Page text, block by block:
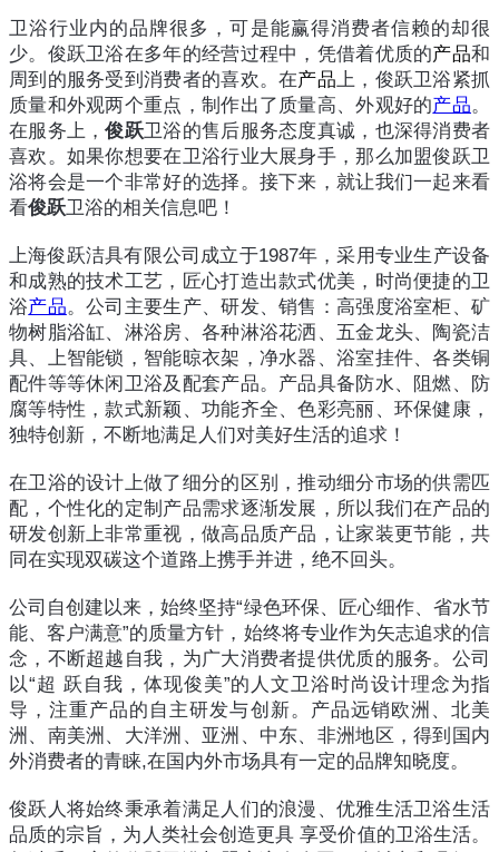
卫浴行业内的品牌很多，可是能赢得消费者信赖的却很
少。俊跃卫浴在多年的经营过程中，凭借着优质的产品和
周到的服务受到消费者的喜欢。在产品上，俊跃卫浴紧抓
质量和外观两个重点，制作出了质量高、外观好的产品。
在服务上，俊跃卫浴的售后服务态度真诚，也深得消费者
喜欢。如果你想要在卫浴行业大展身手，那么加盟俊跃卫
浴将会是一个非常好的选择。接下来，就让我们一起来看
看俊跃卫浴的相关信息吧！
上海俊跃洁具有限公司成立于1987年，采用专业生产设备
和成熟的技术工艺，匠心打造出款式优美，时尚便捷的卫
浴产品。公司主要生产、研发、销售：高强度浴室柜、矿
物树脂浴缸、淋浴房、各种淋浴花洒、五金龙头、陶瓷洁
具、上智能锁，智能晾衣架，净水器、浴室挂件、各类铜
配件等等休闲卫浴及配套产品。产品具备防水、阻燃、防
腐等特性，款式新颖、功能齐全、色彩亮丽、环保健康，
独特创新，不断地满足人们对美好生活的追求！
在卫浴的设计上做了细分的区别，推动细分市场的供需匹
配，个性化的定制产品需求逐渐发展，所以我们在产品的
研发创新上非常重视，做高品质产品，让家装更节能，共
同在实现双碳这个道路上携手并进，绝不回头。
公司自创建以来，始终坚持“绿色环保、匠心细作、省水节
能、客户满意”的质量方针，始终将专业作为矢志追求的信
念，不断超越自我，为广大消费者提供优质的服务。公司
以“超 跃自我，体现俊美”的人文卫浴时尚设计理念为指
导，注重产品的自主研发与创新。产品远销欧洲、北美
洲、南美洲、大洋洲、亚洲、中东、非洲地区，得到国内
外消费者的青睐,在国内外市场具有一定的品牌知晓度。
俊跃人将始终秉承着满足人们的浪漫、优雅生活卫浴生活
品质的宗旨，为人类社会创造更具 享受价值的卫浴生活。